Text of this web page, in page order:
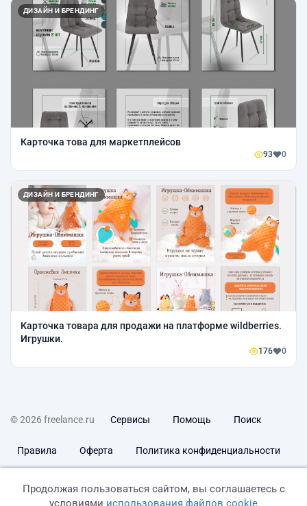
ДИЗАЙН И БРЕНДИНГ
Карточка това для маркетплейсов
93 0
ДИЗАЙН И БРЕНДИНГ
Карточка товара для продажи на платформе wildberries.
Игрушки.
176 0
© 2026 freelance.ru Сервисы Помощь Поиск
Правила Оферта Политика конфиденциальности
Продолжая пользоваться сайтом, вы соглашаетесь с
условиями использования файлов cookie